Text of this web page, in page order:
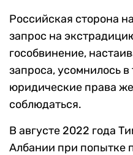
Российская сторона
запрос на
гособвинение,
запроса, усомнилось в
юридические права
соблюдаться.
В августе 2022 года
Албании при попытке